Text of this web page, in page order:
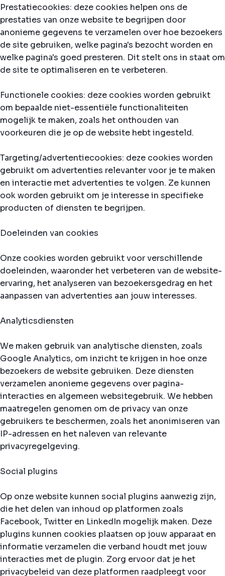
Prestatiecookies: deze cookies helpen ons de
prestaties van onze website te begrijpen door
anonieme gegevens te verzamelen over hoe bezoekers
de site gebruiken, welke pagina's bezocht worden en
welke pagina's goed presteren. Dit stelt ons in staat om
de site te optimaliseren en te verbeteren.
Functionele cookies: deze cookies worden gebruikt
om bepaalde niet-essentiële functionaliteiten
mogelijk te maken, zoals het onthouden van
voorkeuren die je op de website hebt ingesteld.
Targeting/advertentiecookies: deze cookies worden
gebruikt om advertenties relevanter voor je te maken
en interactie met advertenties te volgen. Ze kunnen
ook worden gebruikt om je interesse in specifieke
producten of diensten te begrijpen.
Doeleinden van cookies
Onze cookies worden gebruikt voor verschillende
doeleinden, waaronder het verbeteren van de website-
ervaring, het analyseren van bezoekersgedrag en het
aanpassen van advertenties aan jouw interesses.
Analyticsdiensten
We maken gebruik van analytische diensten, zoals
Google Analytics, om inzicht te krijgen in hoe onze
bezoekers de website gebruiken. Deze diensten
verzamelen anonieme gegevens over pagina-
interacties en algemeen websitegebruik. We hebben
maatregelen genomen om de privacy van onze
gebruikers te beschermen, zoals het anonimiseren van
IP-adressen en het naleven van relevante
privacyregelgeving.
Social plugins
Op onze website kunnen social plugins aanwezig zijn,
die het delen van inhoud op platformen zoals
Facebook, Twitter en LinkedIn mogelijk maken. Deze
plugins kunnen cookies plaatsen op jouw apparaat en
informatie verzamelen die verband houdt met jouw
interacties met de plugin. Zorg ervoor dat je het
privacybeleid van deze platformen raadpleegt voor